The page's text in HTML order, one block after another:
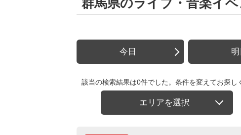
群馬県のライブ・音楽イベ
今日 明
該当の検索結果は0件でした。条件を変えてお探し
エリアを選択